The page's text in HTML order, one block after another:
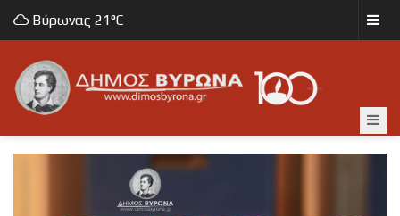
Βύρωνας 21°C